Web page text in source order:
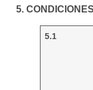
5.
5.1